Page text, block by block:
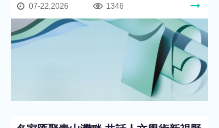
07-22,2026 1346